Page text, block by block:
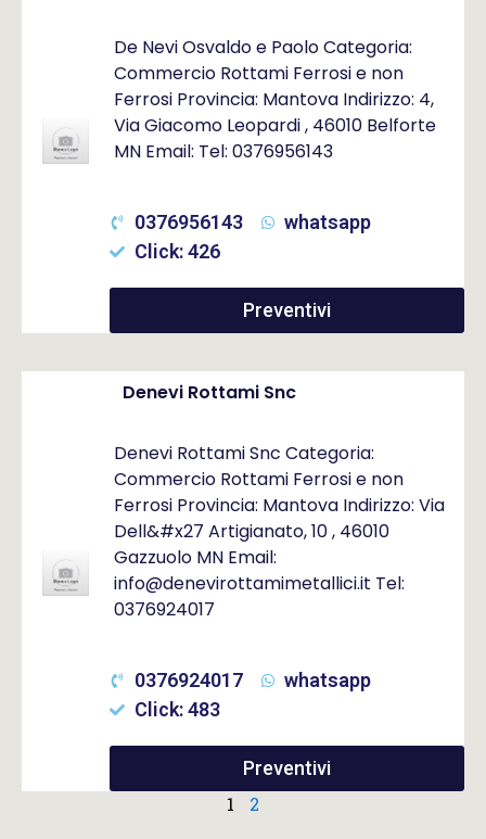
De Nevi Osvaldo e Paolo Categoria:
Commercio Rottami Ferrosi e non
Ferrosi Provincia: Mantova Indirizzo: 4,
Via Giacomo Leopardi , 46010 Belforte
MN Email: Tel: 0376956143
0376956143
whatsapp
Click: 426
Preventivi
Denevi Rottami Snc
Denevi Rottami Snc Categoria:
Commercio Rottami Ferrosi e non
Ferrosi Provincia: Mantova Indirizzo: Via
Dell&#x27 Artigianato, 10 , 46010
Gazzuolo MN Email:
info@denevirottamimetallici.it Tel:
0376924017
0376924017
whatsapp
Click: 483
Preventivi
1
2